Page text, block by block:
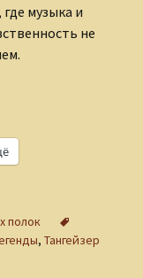
музыка и
не
полок
, Тангейзер